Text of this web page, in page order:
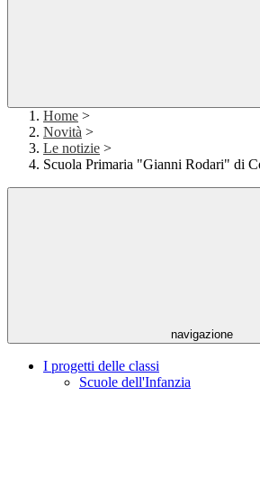
Home >
Novità >
Le notizie >
Scuola Primaria "Gianni Rodari" di
navigazione
I progetti delle classi
Scuole dell'Infanzia